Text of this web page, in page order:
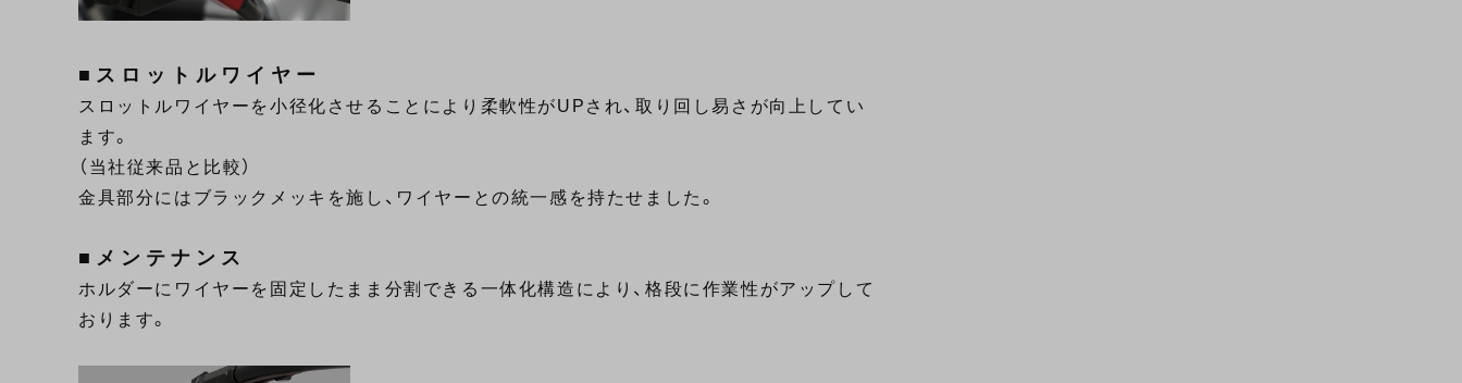
■スロットルワイヤー
スロットルワイヤーを小径化させることにより柔軟性がUPされ、取り回し易さが向上してい
ます。
（当社従来品と比較）
金具部分にはブラックメッキを施し、ワイヤーとの統一感を持たせました。
■メンテナンス
ホルダーにワイヤーを固定したまま分割できる一体化構造により、格段に作業性がアップして
おります。